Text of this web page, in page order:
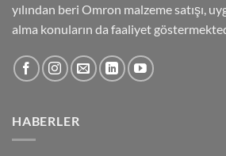
yılından beri Omron malzeme satışı,
alma konuların da faaliyet
HABERLER